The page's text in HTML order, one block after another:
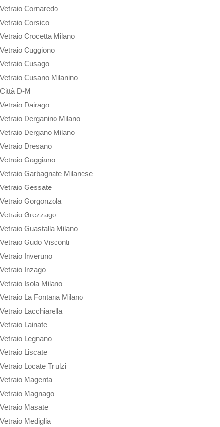
Vetraio Cornaredo
Vetraio Corsico
Vetraio Crocetta Milano
Vetraio Cuggiono
Vetraio Cusago
Vetraio Cusano Milanino
Città D-M
Vetraio Dairago
Vetraio Derganino Milano
Vetraio Dergano Milano
Vetraio Dresano
Vetraio Gaggiano
Vetraio Garbagnate Milanese
Vetraio Gessate
Vetraio Gorgonzola
Vetraio Grezzago
Vetraio Guastalla Milano
Vetraio Gudo Visconti
Vetraio Inveruno
Vetraio Inzago
Vetraio Isola Milano
Vetraio La Fontana Milano
Vetraio Lacchiarella
Vetraio Lainate
Vetraio Legnano
Vetraio Liscate
Vetraio Locate Triulzi
Vetraio Magenta
Vetraio Magnago
Vetraio Masate
Vetraio Mediglia